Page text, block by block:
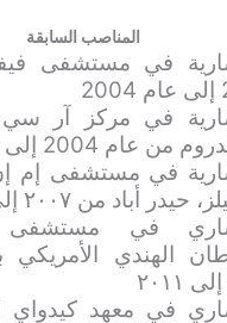
المناصب السابقة
في مستشفى
في مركز آر
من عام 2004 إلى عام 2006
في مستشفى إم
حيدر أباد من ٢٠٠٧ إلى ٢٠٠٩
في مستشفى
الهندي الأمريكي
في معهد كيدواي